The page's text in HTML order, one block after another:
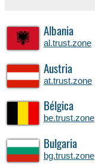
Albania
al.trust.zone
Austria
at.trust.zone
Bélgica
be.trust.zone
Bulgaria
bg.trust.zone